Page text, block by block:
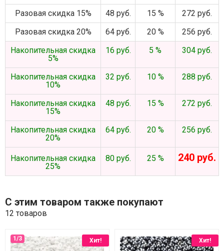
Разовая скидка 15%
48 руб. 15 %
272 руб.
Разовая скидка 20%
64 руб. 20 %
256 руб.
Накопительная скидка
5%
16 руб. 5 % 304 руб.
Накопительная скидка
10%
32 руб. 10 % 288 руб.
Накопительная скидка
15%
48 руб. 15 % 272 руб.
Накопительная скидка
20%
64 руб. 20 % 256 руб.
Накопительная скидка
25%
80 руб. 25 % 240 руб.
С этим товаром также покупают
12 товаров
Хит! Хит!